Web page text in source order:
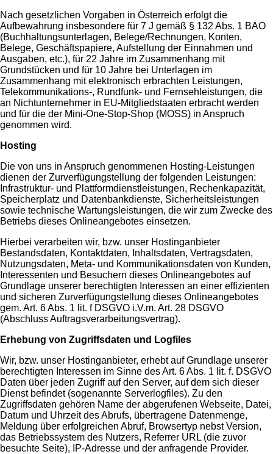
Nach gesetzlichen Vorgaben in Österreich erfolgt die
Aufbewahrung insbesondere für 7 J gemäß § 132 Abs. 1 BAO
(Buchhaltungsunterlagen, Belege/Rechnungen, Konten,
Belege, Geschäftspapiere, Aufstellung der Einnahmen und
Ausgaben, etc.), für 22 Jahre im Zusammenhang mit
Grundstücken und für 10 Jahre bei Unterlagen im
Zusammenhang mit elektronisch erbrachten Leistungen,
Telekommunikations-, Rundfunk- und Fernsehleistungen, die
an Nichtunternehmer in EU-Mitgliedstaaten erbracht werden
und für die der Mini-One-Stop-Shop (MOSS) in Anspruch
genommen wird.
Hosting
Die von uns in Anspruch genommenen Hosting-Leistungen
dienen der Zurverfügungstellung der folgenden Leistungen:
Infrastruktur- und Plattformdienstleistungen, Rechenkapazität,
Speicherplatz und Datenbankdienste, Sicherheitsleistungen
sowie technische Wartungsleistungen, die wir zum Zwecke des
Betriebs dieses Onlineangebotes einsetzen.
Hierbei verarbeiten wir, bzw. unser Hostinganbieter
Bestandsdaten, Kontaktdaten, Inhaltsdaten, Vertragsdaten,
Nutzungsdaten, Meta- und Kommunikationsdaten von Kunden,
Interessenten und Besuchern dieses Onlineangebotes auf
Grundlage unserer berechtigten Interessen an einer effizienten
und sicheren Zurverfügungstellung dieses Onlineangebotes
gem. Art. 6 Abs. 1 lit. f DSGVO i.V.m. Art. 28 DSGVO
(Abschluss Auftragsverarbeitungsvertrag).
Erhebung von Zugriffsdaten und Logfiles
Wir, bzw. unser Hostinganbieter, erhebt auf Grundlage unserer
berechtigten Interessen im Sinne des Art. 6 Abs. 1 lit. f. DSGVO
Daten über jeden Zugriff auf den Server, auf dem sich dieser
Dienst befindet (sogenannte Serverlogfiles). Zu den
Zugriffsdaten gehören Name der abgerufenen Webseite, Datei,
Datum und Uhrzeit des Abrufs, übertragene Datenmenge,
Meldung über erfolgreichen Abruf, Browsertyp nebst Version,
das Betriebssystem des Nutzers, Referrer URL (die zuvor
besuchte Seite), IP-Adresse und der anfragende Provider.